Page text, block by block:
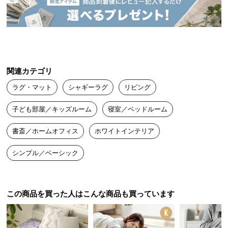
搬
入
つ
い
て
返
品・
キ
ャ
ル
に
つ
い
すもも 2024/10/31
丸洗いできるので衛生面も安心です。
zuya
色もいい感じで肌触りもいいので寝るとすごく気持ちいいです！
お値段もリーズナブルで最高です。
関連カテゴリ
ラグ・マット シャギーラグ リビング
子ども部屋／キッズルーム 寝室／ベッドルーム
書斎／ホームオフィス ホワイトインテリア
シンプル／ベーシック
この商品を買った人はこんな商品も買っています